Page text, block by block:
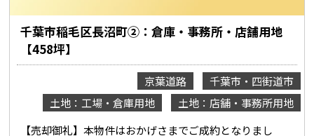
千葉市稲毛区長沼町➁：倉庫・事務所・店舗用地
【458坪】
京葉道路
千葉市・四街道市
土地：工場・倉庫用地
土地：店舗・事務所用地
【売却御礼】本物件はおかげさまでご成約となりまし